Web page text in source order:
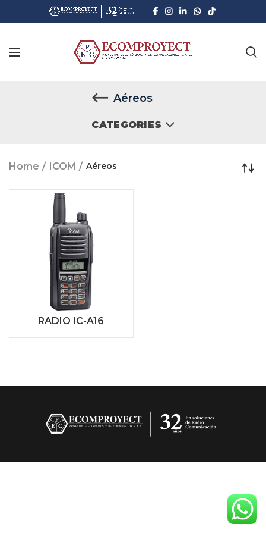
Aéreos
CATEGORIES
Home ICOM Aéreos
RADIO IC-A16